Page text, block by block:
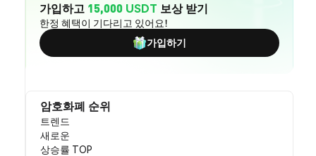
가입하고 15,000 USDT 보상 받기
한정 혜택이 기다리고 있어요!
가입하기
암호화폐 순위
트렌드
새로운
상승률 TOP